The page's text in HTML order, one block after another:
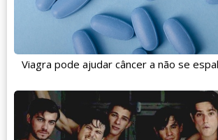
Viagra pode ajudar câncer a não se